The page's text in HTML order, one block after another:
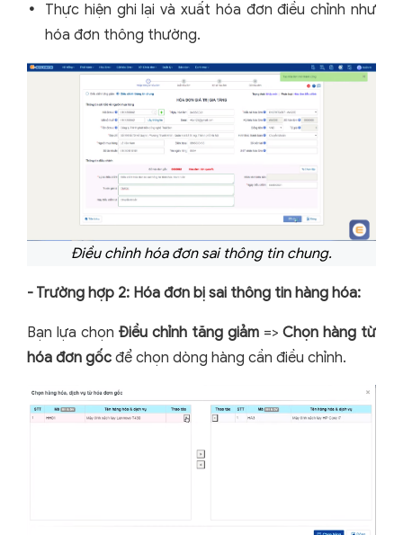
Thực hiện ghi lại và xuất hóa đơn điều chỉnh như
hóa đơn thông thường.
Điều chỉnh hóa đơn sai thông tin chung.
- Trường hợp 2: Hóa đơn bị sai thông tin hàng hóa:
Bạn lựa chọn Điều chỉnh tăng giảm=>Chọn hàng từ
hóa đơn gốc để chọn dòng hàng cần điều chỉnh.